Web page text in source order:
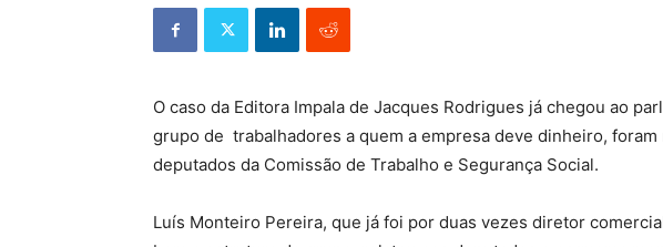
O caso da Editora Impala de Jacques Rodrigues já chegou ao
grupo de trabalhadores a quem a empresa deve dinheiro,
deputados da Comissão de Trabalho e Segurança Social.
Luís Monteiro Pereira, que já foi por duas vezes diretor